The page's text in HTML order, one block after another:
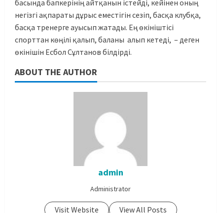
басында бапкерінің айтқанын істейді, кейінен оның
негізгі ақпараты дұрыс еместігін сезіп, басқа клубқа,
басқа тренерге ауысып жатады. Ең өкініштісі
спорттан көңілі қалып, баланы алып кетеді, – деген
өкінішін Есбол Сұлтанов білдірді.
ABOUT THE AUTHOR
admin
Administrator
Visit Website View All Posts